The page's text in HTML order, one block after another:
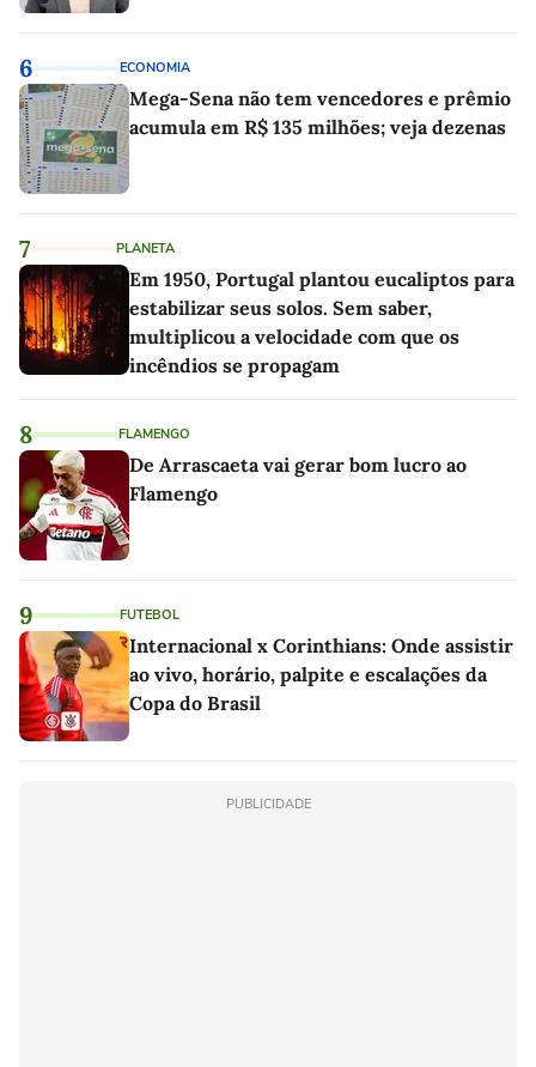
6 ECONOMIA
Mega-Sena não tem vencedores e prêmio
acumula em R$ 135 milhões; veja dezenas
7 PLANETA
Em 1950, Portugal plantou eucaliptos para
estabilizar seus solos. Sem saber,
multiplicou a velocidade com que os
incêndios se propagam
8 FLAMENGO
De Arrascaeta vai gerar bom lucro ao
Flamengo
9 FUTEBOL
Internacional x Corinthians: Onde assistir
ao vivo, horário, palpite e escalações da
Copa do Brasil
PUBLICIDADE